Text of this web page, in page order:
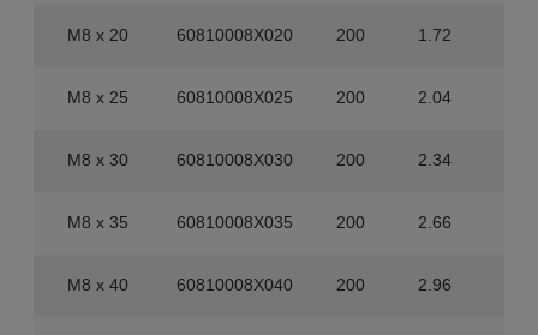
M8 x 20 60810008X020 200 1.72
M8 x 25 60810008X025 200 2.04
M8 x 30 60810008X030 200 2.34
M8 x 35 60810008X035 200 2.66
M8 x 40 60810008X040 200 2.96